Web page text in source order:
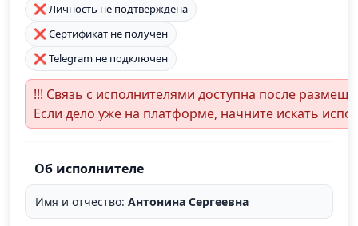
❌ Личность не подтверждена
❌ Сертификат не получен
❌ Telegram не подключен
!!! Связь с исполнителями доступна после
Если дело уже на платформе, начните искать
Об исполнителе
Имя и отчество: Антонина Сергеевна